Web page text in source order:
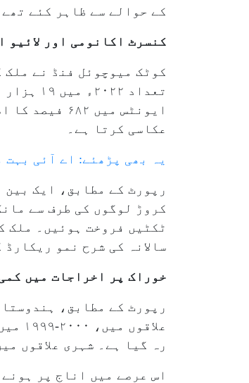
کے حوالے سے ظاہر کئے تھے۔
کنسرٹ اکانومی اور
کوٹک میوچوئل فنڈ نے ملک
ایونٹس
عکاسی کرتا ہے۔
یہ بھی پڑھئے: اے آئی
سالانہ کی شرح نمو ریکارڈ
خوراک پر اخراجات میں
رپورٹ کے مطابق،
رہ گیا ہے۔ شہری علاقوں میں، اسی عرصے کے
اس عرصے میں اناج پر